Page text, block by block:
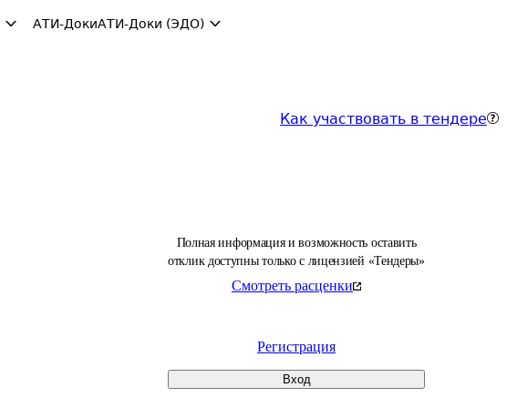
АТИ-ДокиАТИ-Доки (ЭДО)
Как участвовать в тендере
Полная информация и возможность оставить
отклик доступны только с лицензией «Тендеры»
Смотреть расценки
Регистрация
Вход